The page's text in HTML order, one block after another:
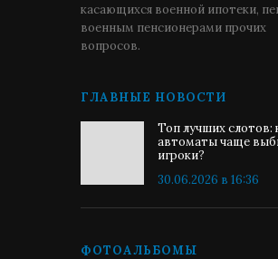
касающихся военной ипотеки,
военным пенсионерами прочих
вопросов.
ГЛАВНЫЕ НОВОСТИ
Топ лучших слотов:
автоматы чаще
игроки?
30.06.2026 в 16:36
ФОТОАЛЬБОМЫ